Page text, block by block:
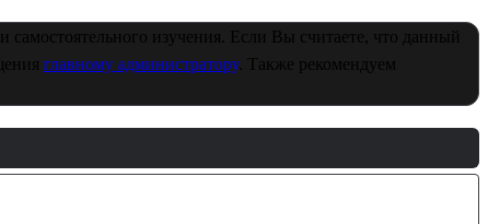
изучения. Если Вы считаете, что данный
главному администратору. Также рекомендуем